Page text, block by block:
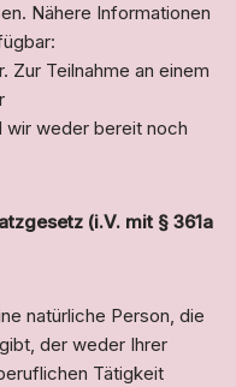
Nähere Informationen
Teilnahme an einem
wir weder bereit noch
(i.V. mit § 361a
natürliche Person, die
der weder Ihrer
Tätigkeit